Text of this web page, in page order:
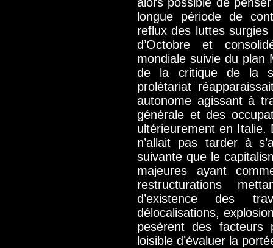
longue période de
reflux des luttes
d’Octobre et
mondiale suivie du plan
de la critique de la
prolétariat
autonome agissant à
générale et des
ultérieurement en Italie.
n’allait pas tarder à
suivante que le
majeures ayant
restructurations
d’existence des
délocalisations,
pesèrent des facteurs
loisible d’évaluer la